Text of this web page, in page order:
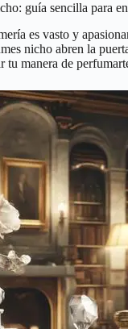
guía sencilla para
es vasto y
nicho abren la
tu manera de